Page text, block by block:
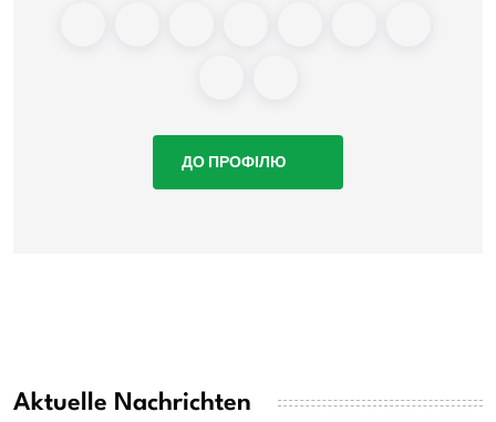
ДО ПРОФІЛЮ
Aktuelle Nachrichten